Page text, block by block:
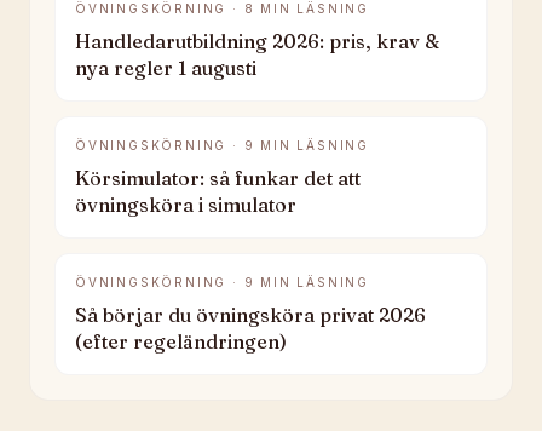
ÖVNINGSKÖRNING · 8 MIN LÄSNING
Handledarutbildning 2026: pris, krav &
nya regler 1 augusti
ÖVNINGSKÖRNING · 9 MIN LÄSNING
Körsimulator: så funkar det att
övningsköra i simulator
ÖVNINGSKÖRNING · 9 MIN LÄSNING
Så börjar du övningsköra privat 2026
(efter regeländringen)